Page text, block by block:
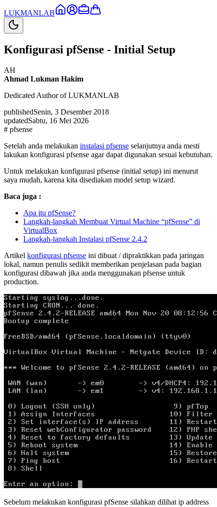
LUKMANLAB
Konfigurasi pfSense - Initial Setup
AH
Ahmad Lukman Hakim
Dedicated Author of LUKMANLAB
publishedSenin, 3 Desember 2018
updatedSabtu, 16 Mei 2026
# pfsense
Setelah anda melakukan instalasi pfsense selanjutnya anda mesti
lakukan konfigurasi pfsense agar dapat digunakan sesuai kebutuhan.
Untuk melakukan konfigurasi pfsense (initial setup) ini menurut
saya mudah, karena kita disediakan model setup wizard.
Baca juga :
Apa itu pfSense?
Langkah-langkah Membuat Virtual Machine “pfSense” di
VirtualBox
Langkah-langkah Instalasi pfSense 2.4.2
Artikel konfigurasi pfsense ini dibuat / dipraktikkan pada jaringan
lokal, namun penulis sedikit memberikan penjelasan pada bagian
konfigurasi dibawah jika anda menggunakan pfsense untuk
production.
Sebelum melakukan konfigurasi pfSense silahkan dilihat ip address